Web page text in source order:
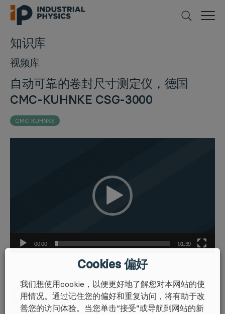
知识库
视频库
自动可靠的卷封尺寸测定仪，德国
CMC-KUHNKE CSG-3000
CMC KUHNKE
00:00 01:39
德国CMC-KUHNKE CSG-3000 卷封尺寸测定仪，可实现
360°卷封厚度全检。
Cookies 偏好
我们想使用cookie，以便更好地了解您对本网站的使
用情况。通过记住您的偏好和重复访问，将有助于改
善您的访问体验。当您单击“接受”或导航到网站的新